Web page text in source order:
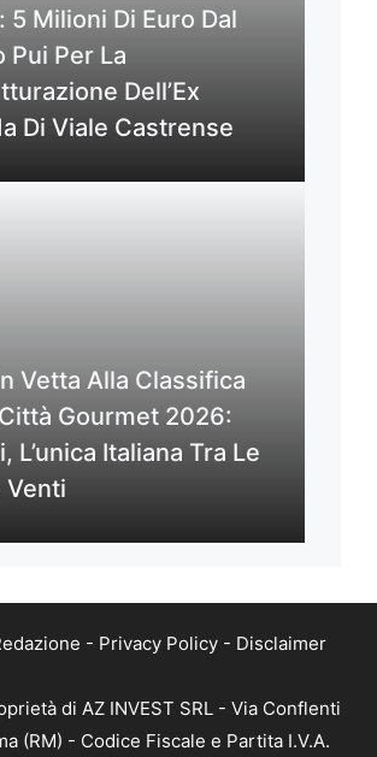
5 Milioni Di Euro Dal
Pui Per La
Dell’Ex
Di Viale Castrense
Vetta Alla Classifica
Gourmet 2026:
L’unica Italiana Tra Le
Venti
- Privacy Policy - Disclaimer
di AZ INVEST SRL - Via Conflenti
(RM) - Codice Fiscale e Partita I.V.A.